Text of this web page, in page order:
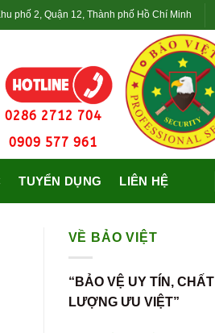
phố 2, Quận 12, Thành phố Hồ Chí Minh
0286 2712 704
0909 577 961
TUYỂN DỤNG LIÊN HỆ
VỀ BẢO VIỆT
“BẢO VỆ UY TÍN, CHẤT
LƯỢNG ƯU VIỆT”